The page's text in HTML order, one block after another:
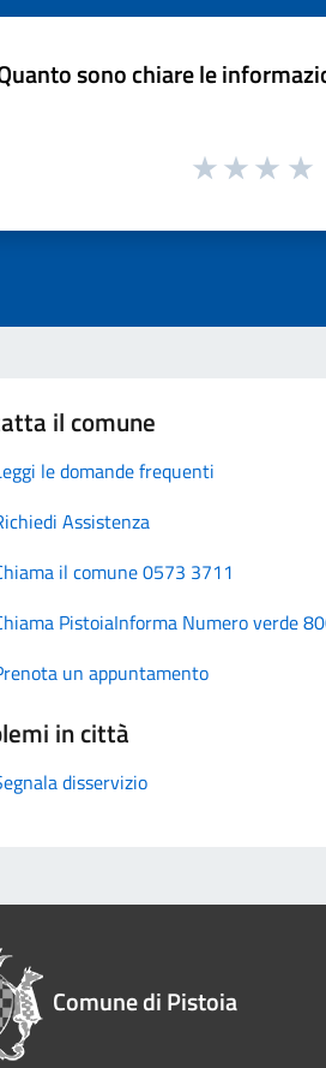
sono chiare le
il comune
le domande frequenti
Assistenza
il comune 0573 3711
PistoiaInforma Numero verde
un appuntamento
in città
disservizio
Comune di Pistoia